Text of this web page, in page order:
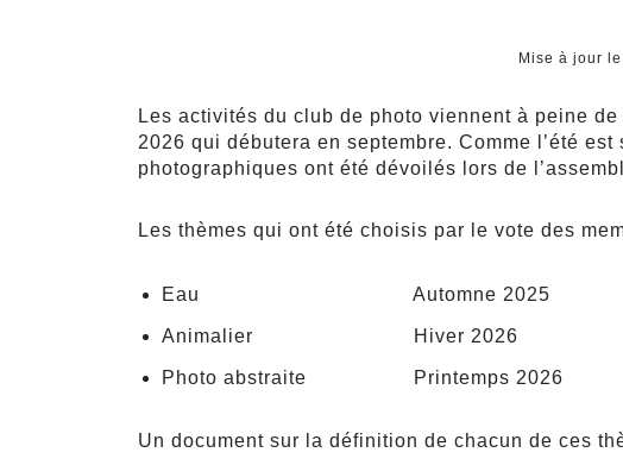
Mise à jour
Les activités du club de photo viennent à peine
2026 qui débutera en septembre. Comme l’été
photographiques ont été dévoilés lors de
Les thèmes qui ont été choisis par le vote des
Eau Automne 2025
Animalier Hiver 2026
Photo abstraite Printemps 2026
Un document sur la définition de chacun de ces